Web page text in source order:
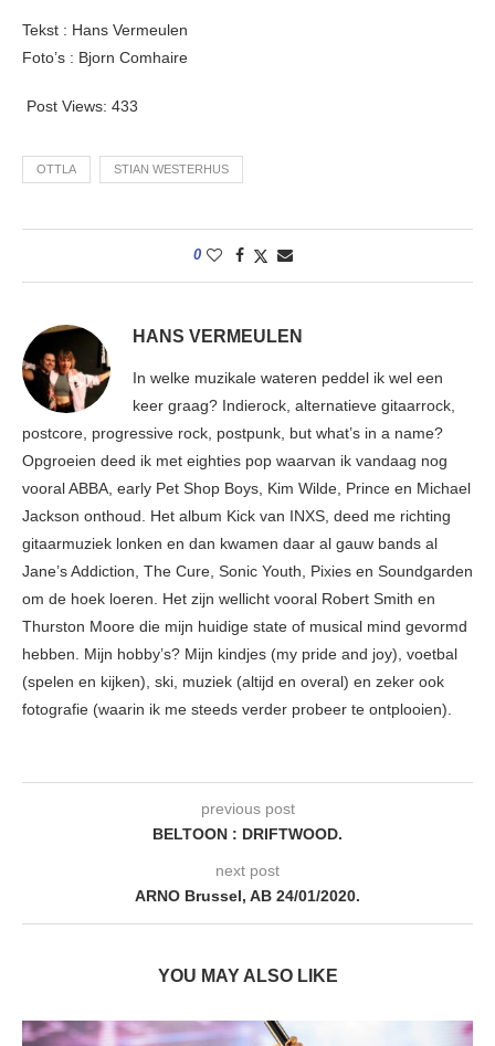
Tekst : Hans Vermeulen
Foto’s : Bjorn Comhaire
Post Views: 433
OTTLA STIAN WESTERHUS
0
HANS VERMEULEN
In welke muzikale wateren peddel ik wel een
keer graag? Indierock, alternatieve gitaarrock,
postcore, progressive rock, postpunk, but what’s in a name?
Opgroeien deed ik met eighties pop waarvan ik vandaag nog
vooral ABBA, early Pet Shop Boys, Kim Wilde, Prince en Michael
Jackson onthoud. Het album Kick van INXS, deed me richting
gitaarmuziek lonken en dan kwamen daar al gauw bands al
Jane’s Addiction, The Cure, Sonic Youth, Pixies en Soundgarden
om de hoek loeren. Het zijn wellicht vooral Robert Smith en
Thurston Moore die mijn huidige state of musical mind gevormd
hebben. Mijn hobby’s? Mijn kindjes (my pride and joy), voetbal
(spelen en kijken), ski, muziek (altijd en overal) en zeker ook
fotografie (waarin ik me steeds verder probeer te ontplooien).
previous post
BELTOON : DRIFTWOOD.
next post
ARNO Brussel, AB 24/01/2020.
YOU MAY ALSO LIKE